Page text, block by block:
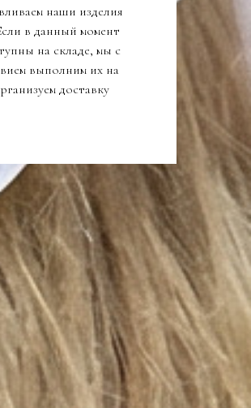
наши изделия
в данный момент
на складе, мы с
выполним их на
доставку